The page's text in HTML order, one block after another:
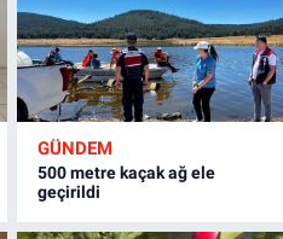
GÜNDEM
500 metre kaçak ağ ele
geçirildi